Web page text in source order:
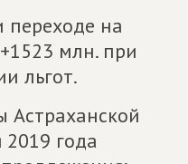
на
млн. при
льгот.
Астраханской
2019 года